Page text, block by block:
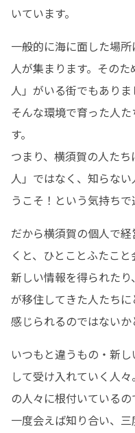
いています。
一般的に海に面した場
人が集まります。その
人」がいる街でもありま
そんな環境で育った人
す。
つまり、横須賀の人た
人」ではなく、知らな
うこそ！という気持ちで
だから横須賀の個人で
くと、ひとことふたこ
新しい情報を得られた
が移住してきた人たち
感じられるのではないか
いつもと違うもの・新
して受け入れていく人
の人々に根付いているの
一度会えば知り合い、